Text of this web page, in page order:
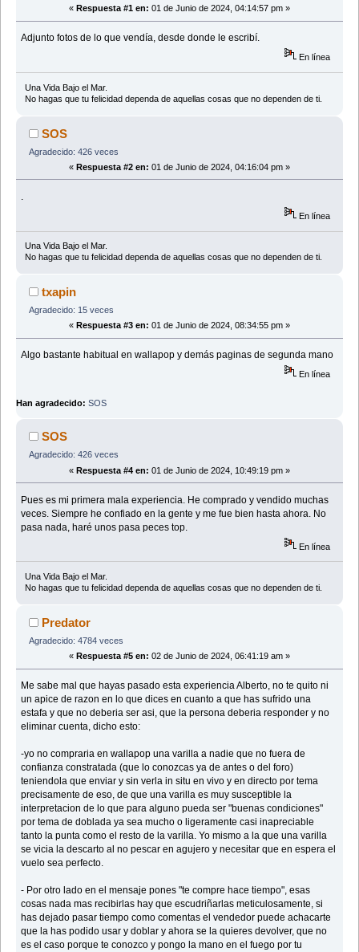
« Respuesta #1 en: 01 de Junio de 2024, 04:14:57 pm »
Adjunto fotos de lo que vendía, desde donde le escribí.
En línea
Una Vida Bajo el Mar.
No hagas que tu felicidad dependa de aquellas cosas que no dependen de ti.
SOS
Agradecido: 426 veces
« Respuesta #2 en: 01 de Junio de 2024, 04:16:04 pm »
En línea
Una Vida Bajo el Mar.
No hagas que tu felicidad dependa de aquellas cosas que no dependen de ti.
txapin
Agradecido: 15 veces
« Respuesta #3 en: 01 de Junio de 2024, 08:34:55 pm »
Algo bastante habitual en wallapop y demás paginas de segunda mano
En línea
Han agradecido: SOS
SOS
Agradecido: 426 veces
« Respuesta #4 en: 01 de Junio de 2024, 10:49:19 pm »
Pues es mi primera mala experiencia. He comprado y vendido muchas
veces. Siempre he confiado en la gente y me fue bien hasta ahora. No
pasa nada, haré unos pasa peces top.
En línea
Una Vida Bajo el Mar.
No hagas que tu felicidad dependa de aquellas cosas que no dependen de ti.
Predator
Agradecido: 4784 veces
« Respuesta #5 en: 02 de Junio de 2024, 06:41:19 am »
Me sabe mal que hayas pasado esta experiencia Alberto, no te quito ni
un apice de razon en lo que dices en cuanto a que has sufrido una
estafa y que no deberia ser asi, que la persona deberia responder y no
eliminar cuenta, dicho esto:
-yo no compraria en wallapop una varilla a nadie que no fuera de
confianza constratada (que lo conozcas ya de antes o del foro)
teniendola que enviar y sin verla in situ en vivo y en directo por tema
precisamente de eso, de que una varilla es muy susceptible la
interpretacion de lo que para alguno pueda ser "buenas condiciones"
por tema de doblada ya sea mucho o ligeramente casi inapreciable
tanto la punta como el resto de la varilla. Yo mismo a la que una varilla
se vicia la descarto al no pescar en agujero y necesitar que en espera el
vuelo sea perfecto.
- Por otro lado en el mensaje pones "te compre hace tiempo", esas
cosas nada mas recibirlas hay que escudriñarlas meticulosamente, si
has dejado pasar tiempo como comentas el vendedor puede achacarte
que la has podido usar y doblar y ahora se la quieres devolver, que no
es el caso porque te conozco y pongo la mano en el fuego por tu